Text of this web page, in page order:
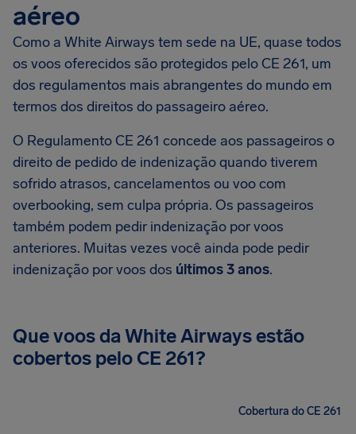
aéreo
Como a White Airways tem sede na UE, quase todos
os voos oferecidos são protegidos pelo CE 261, um
dos regulamentos mais abrangentes do mundo em
termos dos direitos do passageiro aéreo.
O Regulamento CE 261 concede aos passageiros o
direito de pedido de indenização quando tiverem
sofrido atrasos, cancelamentos ou voo com
overbooking, sem culpa própria. Os passageiros
também podem pedir indenização por voos
anteriores. Muitas vezes você ainda pode pedir
indenização por voos dos últimos 3 anos.
Que voos da White Airways estão
cobertos pelo CE 261?
Cobertura do CE 261